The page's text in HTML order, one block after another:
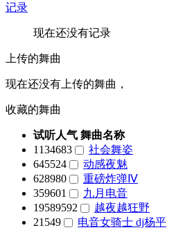
记录
现在还没有记录
上传的舞曲
现在还没有上传的舞曲，
收藏的舞曲
试听人气 舞曲名称
1134683
社会舞姿
645524
动感夜魅
628980
重磅炸弹Ⅳ
359601
九月电音
19589592
越夜越狂野
21549
电音女骑士 dj杨平